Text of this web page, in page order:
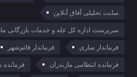
سایت تحلیلی آفاق آنلاین
سرپرست اداره کل غله و خدمات بازرگانی
فرماندار ساری فرماندار قائم‌شهر
فرمانده انتظامی مازندران فرمانده